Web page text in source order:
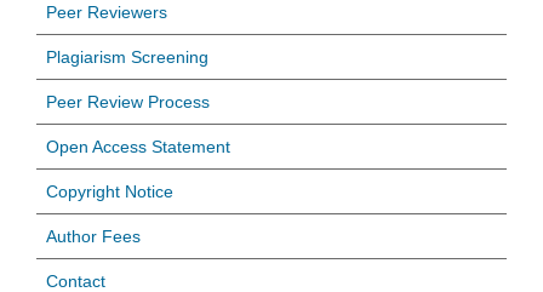
Peer Reviewers
Plagiarism Screening
Peer Review Process
Open Access Statement
Copyright Notice
Author Fees
Contact